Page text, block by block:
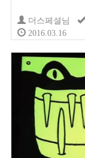
더스페셜님
2016.03.16